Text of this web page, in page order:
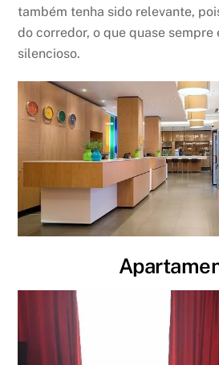
também tenha sido relevante,
do corredor, o que quase sempre
silencioso.